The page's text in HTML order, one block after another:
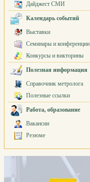
Дайджест СМИ
Календарь событий
Выставки
Семинары и конференции
Конкурсы и викторины
Полезная информация
Справочник метролога
Полезные ссылки
Работа, образование
Вакансии
Резюме